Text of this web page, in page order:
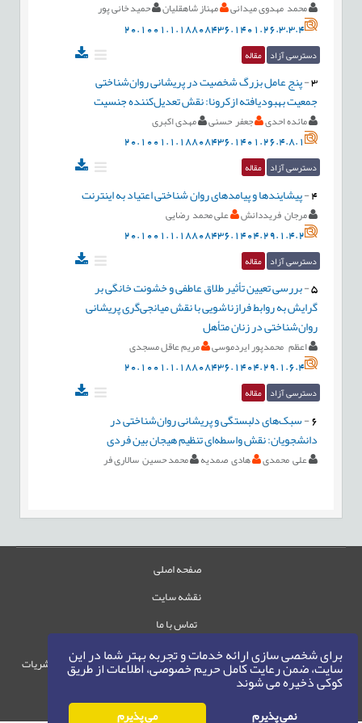
برای شخصی سازی ارائه خدمات و تجربه بهتر شما در این
سایت، ضمن رعایت کامل حریم خصوصی، اطلاعات از طریق
کوکی ذخیره می شوند
نمی پذیرم می پذیرم
محمد مهدوی میدانی مهناز شاهقلیان حمید خانی پور
20.1001.1.18808436.1401.26.3.3.4
دسترسی آزاد مقاله
3
-پنج عامل بزرگ شخصیت در پریشانی روان‌شناختی
جمعیت بهبودیافته ازکرونا: نقش تعدیل‌کننده جنسیت
مائده احدی جعفر حسنی مهدی اکبری
20.1001.1.18808436.1401.26.4.8.1
دسترسی آزاد مقاله
4
-پیشایندها و پیامدهای روان شناختی اعتیاد به اینترنت
مرجان فریددانش علی محمد رضایی
20.1001.1.18808436.1404.29.1.4.2
دسترسی آزاد مقاله
5
-بررسی تعیین ‌‌تأثیر طلاق عاطفی و خشونت خانگی بر
گرایش به روابط فرازناشویی با نقش میانجی‌گری پریشانی
روان‌شناختی در زنان ‌متأهل
اعظم محمدپور ایردموسی مریم عاقل مسجدی
20.1001.1.18808436.1404.29.1.6.4
دسترسی آزاد مقاله
6
-سبک‌های دلبستگی و پریشانی روان‌شناختی در
دانشجویان: نقش واسطه‌ای تنظیم هیجان بین فردی
علی محمدی هادی صمدیه محمد حسین سالاری فر
صفحه اصلی
نقشه سایت
تماس با ما
حقوق این وب‌سایت متعلق به سامانه مدیریت نشریات
رایمگ است.
حق نشر©
1405-1396